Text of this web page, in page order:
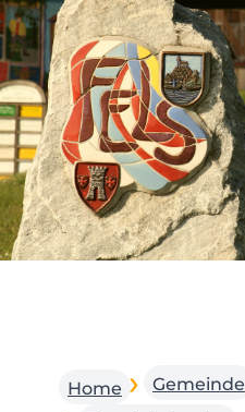
Home Gemeinde